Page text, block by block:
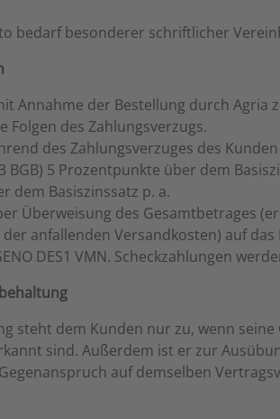
bedarf besonderer schriftlicher
Annahme der Bestellung durch Agria
Folgen des Zahlungsverzugs.
des Zahlungsverzuges des
5 Prozentpunkte über dem
dem Basiszinssatz p. a.
Überweisung des Gesamtbetrages
anfallenden Versandkosten) auf das
DES1 VMN. Scheckzahlungen
steht dem Kunden nur zu, wenn
sind. Außerdem ist er zur
auf demselben